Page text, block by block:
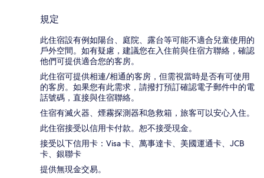
規定
此住宿設有例如陽台、庭院、露台等可能不適合兒童使用的
戶外空間。如有疑慮，建議您在入住前與住宿方聯絡，確認
他們可提供適合您的客房。
此住宿可提供相連/相通的客房，但需視當時是否有可使用
的客房。如果您有此需求，請撥打預訂確認電子郵件中的電
話號碼，直接與住宿聯絡。
住宿有滅火器、煙霧探測器和急救箱，旅客可以安心入住。
此住宿接受以信用卡付款。恕不接受現金。
接受以下信用卡：Visa 卡、萬事達卡、美國運通卡、JCB
卡、銀聯卡
提供無現金交易。